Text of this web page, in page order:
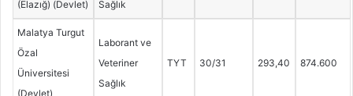
(Elazığ) (Devlet)
Sağlık
Malatya Turgut
Özal
Üniversitesi
(Devlet)
Laborant ve
Veteriner
Sağlık
TYT 30/31 293,40 874.600